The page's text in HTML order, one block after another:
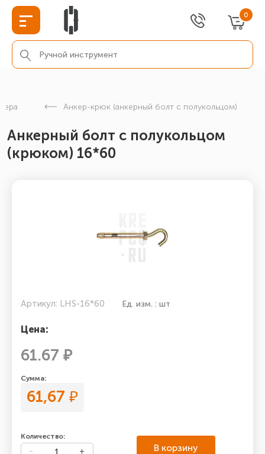
0
Анкер-крюк (анкерный болт с полукольцом)
Анкерный болт с полукольцом
(крюком) 16*60
Артикул: LHS-16*60 Ед. изм. : шт
Цена:
61.67 ₽
Сумма:
61,67 ₽
Количество:
В корзину